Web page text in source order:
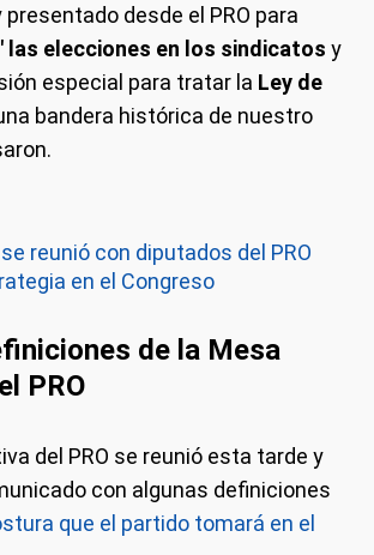
desde el PRO para
las elecciones en los sindicatos y
especial para tratar la Ley de
bandera histórica de nuestro
reunió con diputados del PRO
en el Congreso
de la Mesa
PRO
del PRO se reunió esta tarde y
con algunas definiciones
que el partido tomará en el